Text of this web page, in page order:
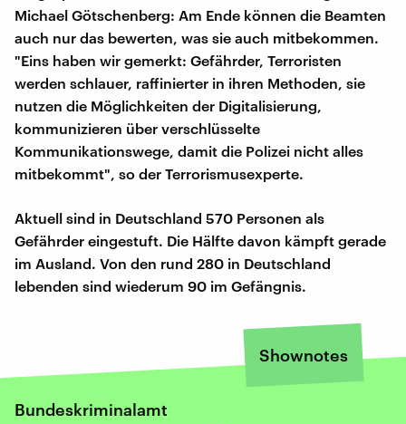
Michael Götschenberg: Am Ende können die Beamten
auch nur das bewerten, was sie auch mitbekommen.
"Eins haben wir gemerkt: Gefährder, Terroristen
werden schlauer, raffinierter in ihren Methoden, sie
nutzen die Möglichkeiten der Digitalisierung,
kommunizieren über verschlüsselte
Kommunikationswege, damit die Polizei nicht alles
mitbekommt", so der Terrorismusexperte.
Aktuell sind in Deutschland 570 Personen als
Gefährder eingestuft. Die Hälfte davon kämpft gerade
im Ausland. Von den rund 280 in Deutschland
lebenden sind wiederum 90 im Gefängnis.
Shownotes
Bundeskriminalamt